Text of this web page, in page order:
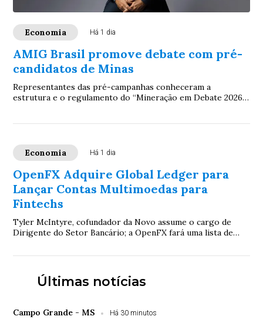
Economia Há 1 dia
AMIG Brasil promove debate com pré-
candidatos de Minas
Representantes das pré-campanhas conheceram a
estrutura e o regulamento do “Mineração em Debate 2026”,
Economia Há 1 dia
OpenFX Adquire Global Ledger para
Lançar Contas Multimoedas para
Fintechs
Tyler McIntyre, cofundador da Novo assume o cargo de
Dirigente do Setor Bancário; a OpenFX fará uma lista de
Últimas notícias
Campo Grande - MS Há 30 minutos